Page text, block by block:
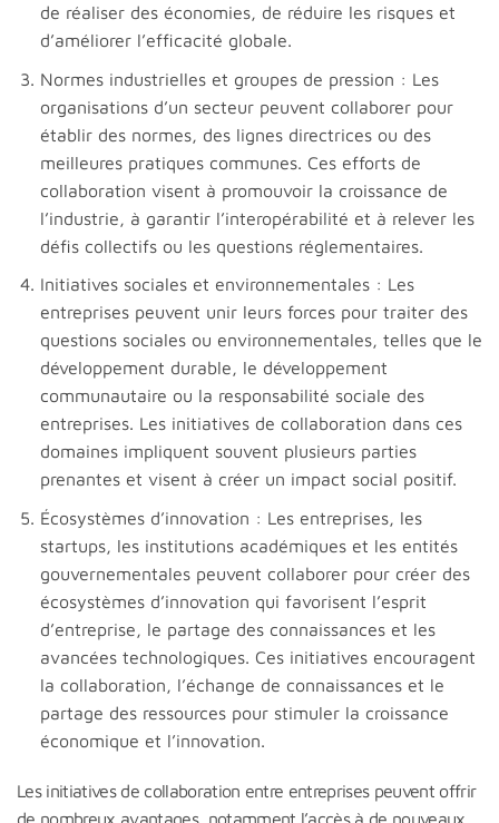
de réaliser des économies, de réduire les risques et
d’améliorer l’efficacité globale.
Normes industrielles et groupes de pression : Les
organisations d’un secteur peuvent collaborer pour
établir des normes, des lignes directrices ou des
meilleures pratiques communes. Ces efforts de
collaboration visent à promouvoir la croissance de
l’industrie, à garantir l’interopérabilité et à relever les
défis collectifs ou les questions réglementaires.
Initiatives sociales et environnementales : Les
entreprises peuvent unir leurs forces pour traiter des
questions sociales ou environnementales, telles que le
développement durable, le développement
communautaire ou la responsabilité sociale des
entreprises. Les initiatives de collaboration dans ces
domaines impliquent souvent plusieurs parties
prenantes et visent à créer un impact social positif.
Écosystèmes d’innovation : Les entreprises, les
startups, les institutions académiques et les entités
gouvernementales peuvent collaborer pour créer des
écosystèmes d’innovation qui favorisent l’esprit
d’entreprise, le partage des connaissances et les
avancées technologiques. Ces initiatives encouragent
la collaboration, l’échange de connaissances et le
partage des ressources pour stimuler la croissance
économique et l’innovation.
Les initiatives de collaboration entre entreprises peuvent offrir